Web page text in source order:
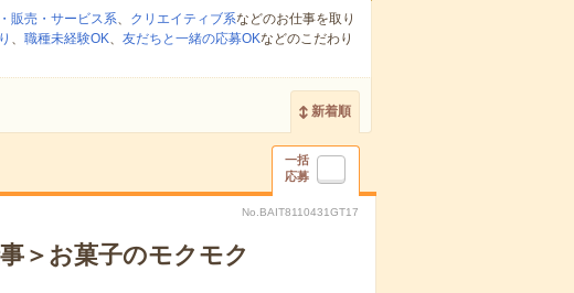
販売・サービス系、 クリエイティブ系などのお仕事を取り
、 職種未経験OK、 友だちと一緒の応募OKなどのこだわり
新着順
一括
応募
No.BAIT8110431GT17
＞お菓子のモクモク